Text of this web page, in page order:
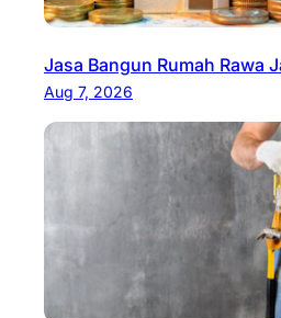
Jasa Bangun Rumah Rawa
Aug 7, 2026